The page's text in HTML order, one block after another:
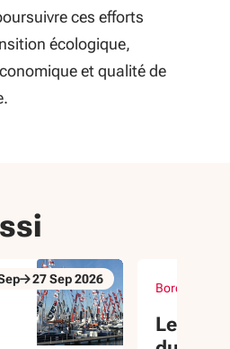
ces efforts
écologique,
et qualité de
2026
27Sep2026
Bordeaux
Les 3
évènement
Du 23 Sep au